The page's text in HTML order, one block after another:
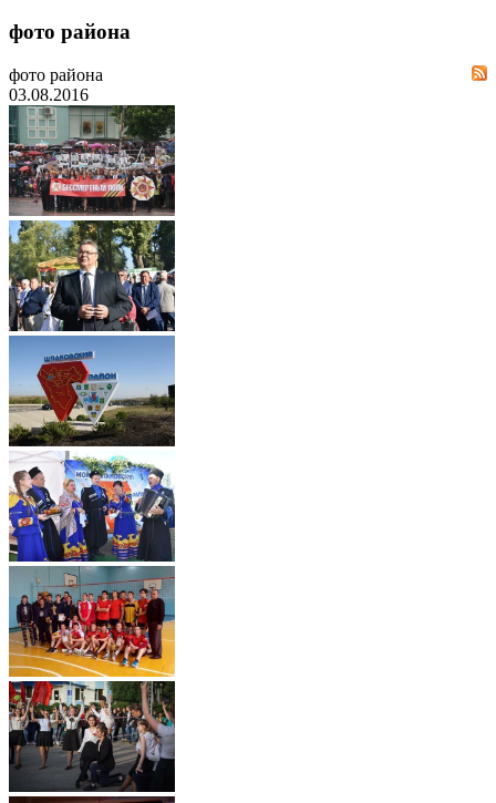
фото района
фото района
03.08.2016